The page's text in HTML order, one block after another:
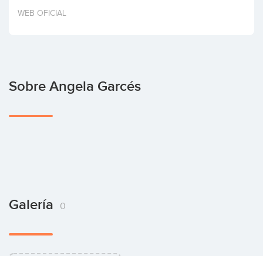
Invertir
WEB OFICIAL
Sobre Angela Garcés
Galería 0